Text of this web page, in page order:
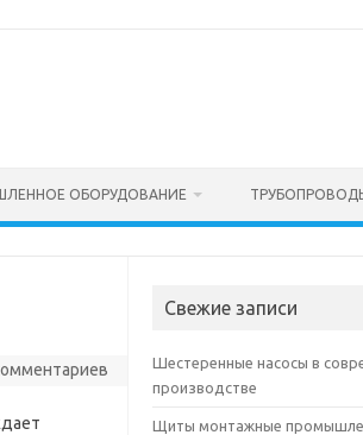
ОБОРУДОВАНИЕ
Свежие записи
Шестеренные насосы в
производстве
Щиты монтажные